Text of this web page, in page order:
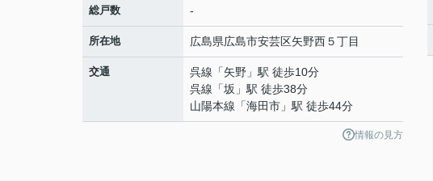
総戸数 -
所在地 広島県広島市安芸区矢野西５丁目
交通 呉線 「矢野 」駅 徒歩10分
呉線 「坂 」駅 徒歩38分
山陽本線 「海田市 」駅 徒歩44分
情報の見方